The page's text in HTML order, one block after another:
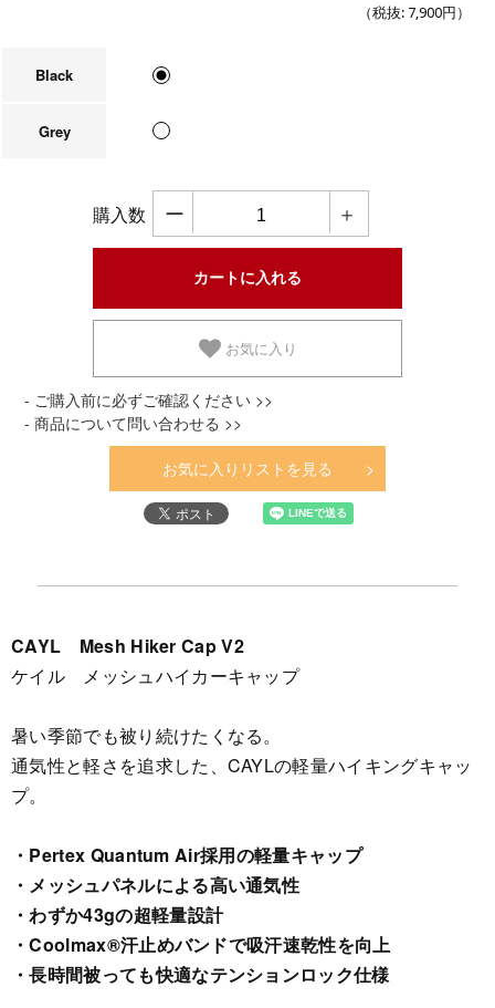
（税抜: 7,900円 ）
Black
Grey
購入数 ー ＋
お気に入り
- ご購入前に必ずご確認ください >>
- 商品について問い合わせる >>
お気に入りリストを見る
CAYL Mesh Hiker Cap V2
ケイル メッシュハイカーキャップ
暑い季節でも被り続けたくなる。
通気性と軽さを追求した、CAYLの軽量ハイキングキャッ
プ。
・Pertex Quantum Air採用の軽量キャップ
・メッシュパネルによる高い通気性
・わずか43gの超軽量設計
・Coolmax®汗止めバンドで吸汗速乾性を向上
・長時間被っても快適なテンションロック仕様